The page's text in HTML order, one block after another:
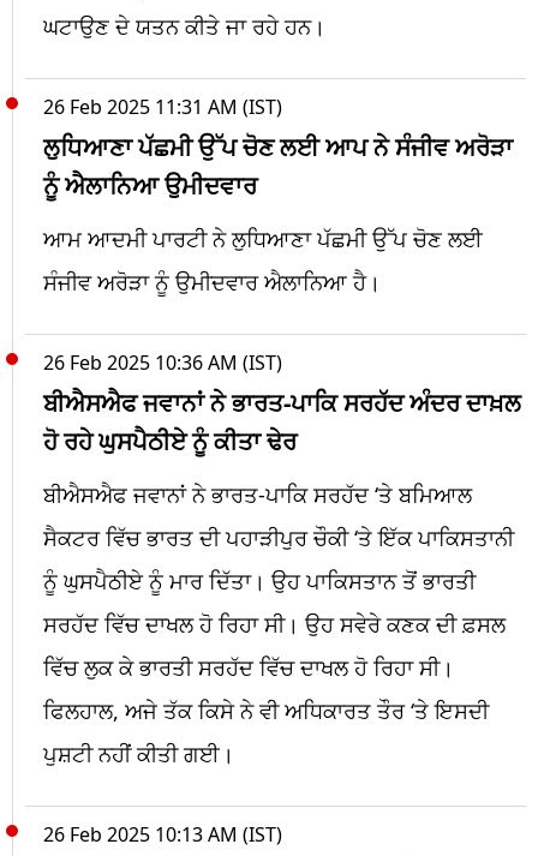
ਘਟਾਉਣ ਦੇ ਯਤਨ ਕੀਤੇ ਜਾ ਰਹੇ ਹਨ।
26 Feb 2025 11:31 AM (IST)
ਲੁਧਿਆਣਾ ਪੱਛਮੀ ਉੱਪ ਚੋਣ ਲਈ ਆਪ ਨੇ ਸੰਜੀਵ ਅਰੋੜਾ
ਨੂੰ ਐਲਾਨਿਆ ਉਮੀਦਵਾਰ
ਆਮ ਆਦਮੀ ਪਾਰਟੀ ਨੇ ਲੁਧਿਆਣਾ ਪੱਛਮੀ ਉੱਪ ਚੋਣ ਲਈ
ਸੰਜੀਵ ਅਰੋੜਾ ਨੂੰ ਉਮੀਦਵਾਰ ਐਲਾਨਿਆ ਹੈ।
26 Feb 2025 10:36 AM (IST)
ਬੀਐਸਐਫ ਜਵਾਨਾਂ ਨੇ ਭਾਰਤ-ਪਾਕਿ ਸਰਹੱਦ ਅੰਦਰ ਦਾਖ਼ਲ
ਹੋ ਰਹੇ ਘੁਸਪੈਠੀਏ ਨੂੰ ਕੀਤਾ ਢੇਰ
ਬੀਐਸਐਫ ਜਵਾਨਾਂ ਨੇ ਭਾਰਤ-ਪਾਕਿ ਸਰਹੱਦ ‘ਤੇ ਬਮਿਆਲ
ਸੈਕਟਰ ਵਿੱਚ ਭਾਰਤ ਦੀ ਪਹਾੜੀਪੁਰ ਚੌਕੀ ‘ਤੇ ਇੱਕ ਪਾਕਿਸਤਾਨੀ
ਨੂੰ ਘੁਸਪੈਠੀਏ ਨੂੰ ਮਾਰ ਦਿੱਤਾ। ਉਹ ਪਾਕਿਸਤਾਨ ਤੋਂ ਭਾਰਤੀ
ਸਰਹੱਦ ਵਿੱਚ ਦਾਖਲ ਹੋ ਰਿਹਾ ਸੀ। ਉਹ ਸਵੇਰੇ ਕਣਕ ਦੀ ਫ਼ਸਲ
ਵਿੱਚ ਲੁਕ ਕੇ ਭਾਰਤੀ ਸਰਹੱਦ ਵਿੱਚ ਦਾਖਲ ਹੋ ਰਿਹਾ ਸੀ।
ਫਿਲਹਾਲ, ਅਜੇ ਤੱਕ ਕਿਸੇ ਨੇ ਵੀ ਅਧਿਕਾਰਤ ਤੌਰ ‘ਤੇ ਇਸਦੀ
ਪੁਸ਼ਟੀ ਨਹੀਂ ਕੀਤੀ ਗਈ।
26 Feb 2025 10:13 AM (IST)